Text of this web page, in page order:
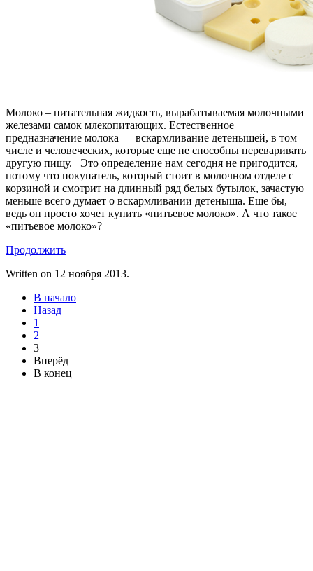
Молоко – питательная жидкость, вырабатываемая молочными
железами самок млекопитающих. Естественное
предназначение молока — вскармливание детенышей, в том
числе и человеческих, которые еще не способны переваривать
другую пищу. Это определение нам сегодня не пригодится,
потому что покупатель, который стоит в молочном отделе с
корзиной и смотрит на длинный ряд белых бутылок, зачастую
меньше всего думает о вскармливании детеныша. Еще бы,
ведь он просто хочет купить «питьевое молоко». А что такое
«питьевое молоко»?
Продолжить
Written on 12 ноября 2013.
В начало
Назад
1
2
3
Вперёд
В конец